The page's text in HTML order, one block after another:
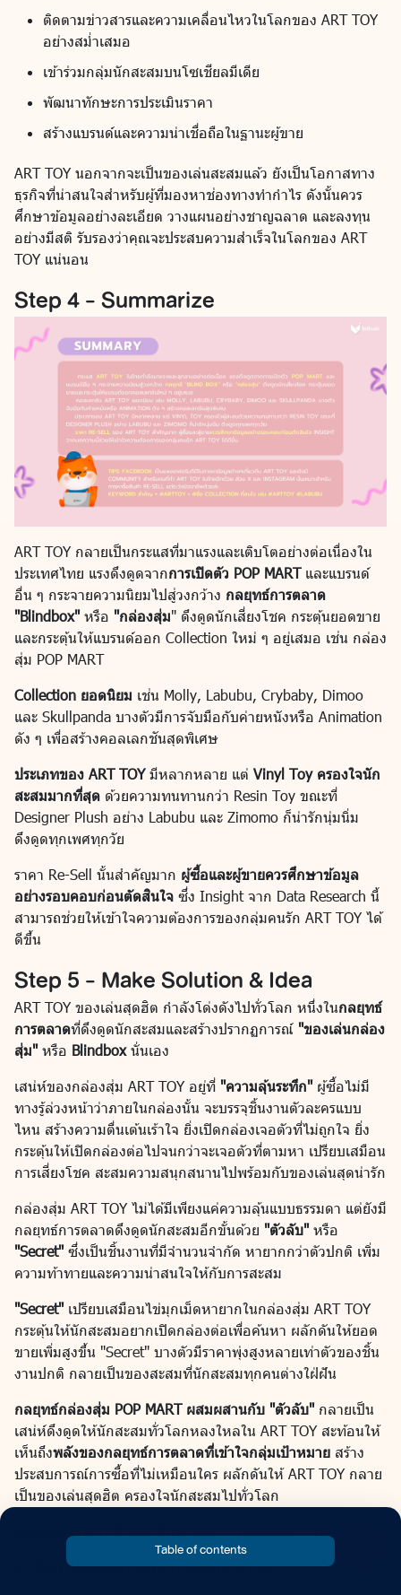
Table of contents
ติดตามข่าวสารและความเคลื่อนไหวในโลกของ ART TOY
อย่างสม่ำเสมอ
เข้าร่วมกลุ่มนักสะสมบนโซเชียลมีเดีย
พัฒนาทักษะการประเมินราคา
สร้างแบรนด์และความน่าเชื่อถือในฐานะผู้ขาย
ART TOY นอกจากจะเป็นของเล่นสะสมแล้ว ยังเป็นโอกาสทาง
ธุรกิจที่น่าสนใจสำหรับผู้ที่มองหาช่องทางทำกำไร ดังนั้นควร
ศึกษาข้อมูลอย่างละเอียด วางแผนอย่างชาญฉลาด และลงทุน
อย่างมีสติ รับรองว่าคุณจะประสบความสำเร็จในโลกของ ART
TOY แน่นอน
Step 4 - Summarize
ART TOY กลายเป็นกระแสที่มาแรงและเติบโตอย่างต่อเนื่องใน
ประเทศไทย แรงดึงดูดจากการเปิดตัว POP MARTและแบรนด์
อื่น ๆ กระจายความนิยมไปสู่วงกว้าง กลยุทธ์การตลาด
"Blindbox"หรือ "กล่องสุ่ม" ดึงดูดนักเสี่ยงโชค กระตุ้นยอดขาย
และกระตุ้นให้แบรนด์ออก Collection ใหม่ ๆ อยู่เสมอ เช่น กล่อง
สุ่ม POP MART
Collection ยอดนิยม เช่น Molly, Labubu, Crybaby, Dimoo
และ Skullpanda บางตัวมีการจับมือกับค่ายหนังหรือ Animation
ดัง ๆ เพื่อสร้างคอลเลกชันสุดพิเศษ
ประเภทของ ART TOYมีหลากหลาย แต่ Vinyl Toy ครองใจนัก
สะสมมากที่สุด ด้วยความทนทานกว่า Resin Toy ขณะที่
Designer Plush อย่าง Labubu และ Zimomo ก็น่ารักนุ่มนิ่ม
ดึงดูดทุกเพศทุกวัย
ราคา Re-Sell นั้นสำคัญมาก ผู้ซื้อและผู้ขายควรศึกษาข้อมูล
อย่างรอบคอบก่อนตัดสินใจ ซึ่ง Insight จาก Data Research นี้
สามารถช่วยให้เข้าใจความต้องการของกลุ่มคนรัก ART TOY ได้
ดีขึ้น
Step 5 - Make Solution & Idea
ART TOY ของเล่นสุดฮิต กำลังโด่งดังไปทั่วโลก หนึ่งในกลยุทธ์
การตลาดที่ดึงดูดนักสะสมและสร้างปรากฏการณ์ "ของเล่นกล่อง
สุ่ม"หรือ Blindboxนั่นเอง
เสน่ห์ของกล่องสุ่ม ART TOY อยู่ที่ "ความลุ้นระทึก"ผู้ซื้อไม่มี
ทางรู้ล่วงหน้าว่าภายในกล่องนั้น จะบรรจุชิ้นงานตัวละครแบบ
ไหน สร้างความตื่นเต้นเร้าใจ ยิ่งเปิดกล่องเจอตัวที่ไม่ถูกใจ ยิ่ง
กระตุ้นให้เปิดกล่องต่อไปจนกว่าจะเจอตัวที่ตามหา เปรียบเสมือน
การเสี่ยงโชค สะสมความสนุกสนานไปพร้อมกับของเล่นสุดน่ารัก
กล่องสุ่ม ART TOY ไม่ได้มีเพียงแค่ความลุ้นแบบธรรมดา แต่ยังมี
กลยุทธ์การตลาดดึงดูดนักสะสมอีกขั้นด้วย "ตัวลับ"หรือ
"Secret"ซึ่งเป็นชิ้นงานที่มีจำนวนจำกัด หายากกว่าตัวปกติ เพิ่ม
ความท้าทายและความน่าสนใจให้กับการสะสม
"Secret"เปรียบเสมือนไข่มุกเม็ดหายากในกล่องสุ่ม ART TOY
กระตุ้นให้นักสะสมอยากเปิดกล่องต่อเพื่อค้นหา ผลักดันให้ยอด
ขายเพิ่มสูงขึ้น "Secret" บางตัวมีราคาพุ่งสูงหลายเท่าตัวของชิ้น
งานปกติ กลายเป็นของสะสมที่นักสะสมทุกคนต่างใฝ่ฝัน
กลยุทธ์กล่องสุ่ม POP MART ผสมผสานกับ "ตัวลับ"กลายเป็น
เสน่ห์ดึงดูดให้นักสะสมทั่วโลกหลงใหลใน ART TOY สะท้อนให้
เห็นถึงพลังของกลยุทธ์การตลาดที่เข้าใจกลุ่มเป้าหมาย สร้าง
ประสบการณ์การซื้อที่ไม่เหมือนใคร ผลักดันให้ ART TOY กลาย
เป็นของเล่นสุดฮิต ครองใจนักสะสมไปทั่วโลก
1. เลือก Collection ให้โดนใจกลุ่มเป้าหมาย: